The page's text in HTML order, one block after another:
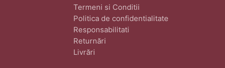
Termeni si Conditii
Politica de confidentialitate
Responsabilitati
Returnări
Livrări